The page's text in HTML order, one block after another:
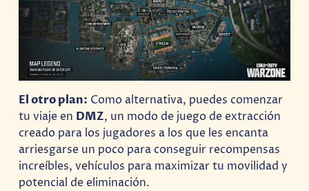
El otro plan: Como alternativa, puedes comenzar
tu viaje en DMZ, un modo de juego de extracción
creado para los jugadores a los que les encanta
arriesgarse un poco para conseguir recompensas
increíbles, vehículos para maximizar tu movilidad y
potencial de eliminación.